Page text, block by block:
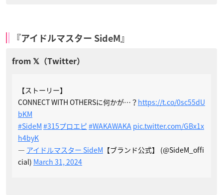
『アイドルマスター SideM』
【ストーリー】​
CONNECT WITH OTHERSに何かが…？​ https://t.co/0sc55dU
bKM
#SideM #315プロエピ #WAKAWAKA pic.twitter.com/GBx1x
h4byK
— アイドルマスター SideM 【ブランド公式】 (@SideM_offi
cial) March 31, 2024